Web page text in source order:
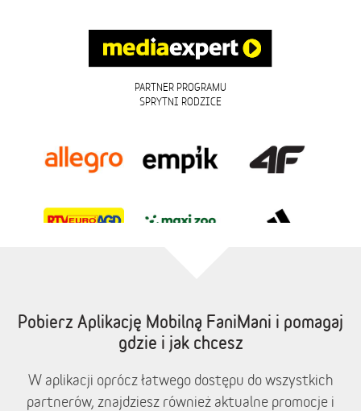
PARTNER PROGRAMU
SPRYTNI RODZICE
Pobierz Aplikację Mobilną FaniMani i pomagaj
gdzie i jak chcesz
W aplikacji oprócz łatwego dostępu do wszystkich
partnerów, znajdziesz również aktualne promocje i